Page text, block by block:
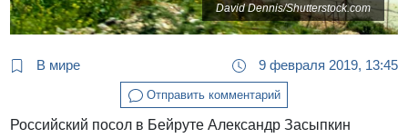
David Dennis/Shutterstock.com
В мире 9 февраля 2019, 13:45
Отправить комментарий
Российский посол в Бейруте Александр Засыпкин